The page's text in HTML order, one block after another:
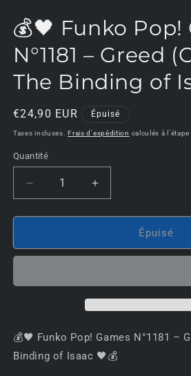
💰🖤 Funko Pop!
N°1181 – Greed
The Binding of
Prix
habituel
€24,90 EUR Épuisé
Taxes incluses. Frais d'expédition calculés à
Quantité
Réduire
la
quantité
💰
–
Greed
Augmenter
la
quantité
💰
Pop!
Games
–
Greed
Épuisé
💰🖤 Funko Pop! Games N°1181 –
Binding of Isaac 🖤💰